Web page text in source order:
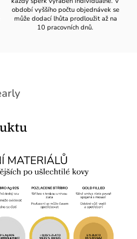
období vyššího počtu objednávek se
může dodací lhůta prodloužit až na
10 pracovních dnů.